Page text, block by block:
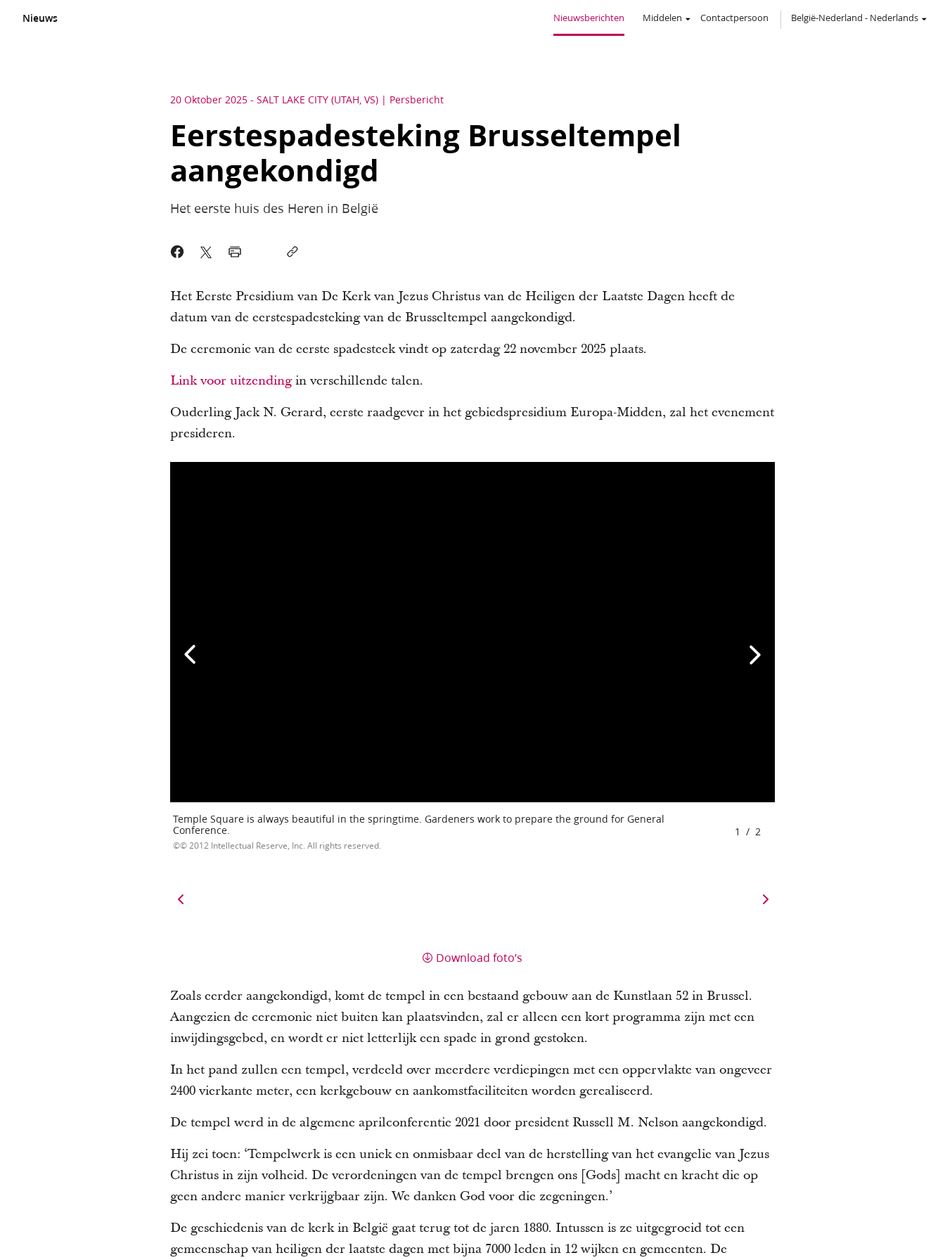
Nieuws Nieuwsberichten Middelen Contactpersoon België-Nederland - Nederlands
20 Oktober 2025 - SALT LAKE CITY (UTAH, VS) Persbericht
Eerstespadesteking Brusseltempel
aangekondigd
Het eerste huis des Heren in België
Het Eerste Presidium van De Kerk van Jezus Christus van de Heiligen der Laatste Dagen heeft de
datum van de eerstespadesteking van de Brusseltempel aangekondigd.
De ceremonie van de eerste spadesteek vindt op zaterdag 22 november 2025 plaats.
Link voor uitzendingin verschillende talen.
Ouderling Jack N. Gerard, eerste raadgever in het gebiedspresidium Europa-Midden, zal het evenement
presideren.
Temple Square is always beautiful in the springtime. Gardeners work to prepare the ground for General
Conference.
© 2012 Intellectual Reserve, Inc. All rights reserved.
1 / 2
Download foto’s
Zoals eerder aangekondigd, komt de tempel in een bestaand gebouw aan de Kunstlaan 52 in Brussel.
Aangezien de ceremonie niet buiten kan plaatsvinden, zal er alleen een kort programma zijn met een
inwijdingsgebed, en wordt er niet letterlijk een spade in grond gestoken.
In het pand zullen een tempel, verdeeld over meerdere verdiepingen met een oppervlakte van ongeveer
2400 vierkante meter, een kerkgebouw en aankomstfaciliteiten worden gerealiseerd.
De tempel werd in de algemene aprilconferentie 2021 door president Russell M. Nelson aangekondigd.
Hij zei toen: ‘Tempelwerk is een uniek en onmisbaar deel van de herstelling van het evangelie van Jezus
Christus in zijn volheid. De verordeningen van de tempel brengen ons [Gods] macht en kracht die op
geen andere manier verkrijgbaar zijn. We danken God voor die zegeningen.’
De geschiedenis van de kerk in België gaat terug tot de jaren 1880. Intussen is ze uitgegroeid tot een
gemeenschap van heiligen der laatste dagen met bijna 7000 leden in 12 wijken en gemeenten. De